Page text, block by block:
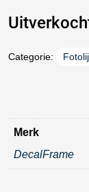
Categorie:
Merk
DecalFrame